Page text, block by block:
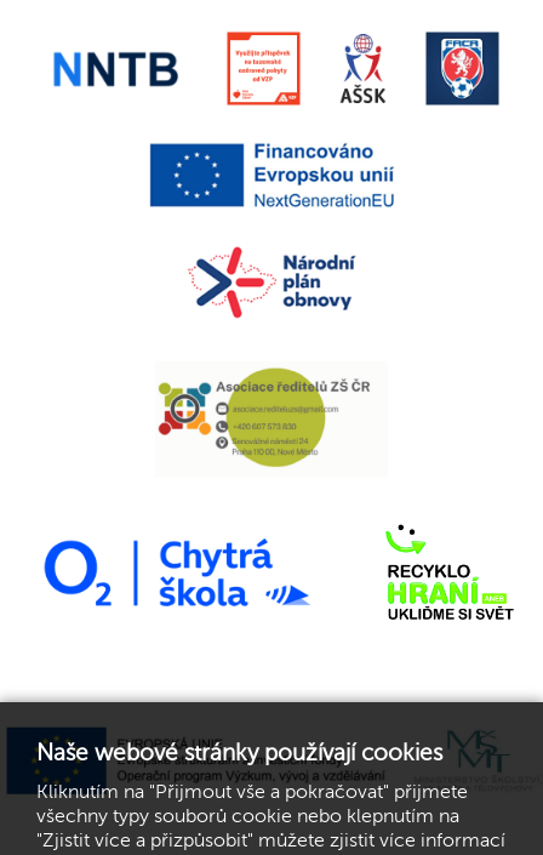
Naše webové stránky používají cookies
Kliknutím na "Přijmout vše a pokračovat" přijmete
všechny typy souborů cookie nebo klepnutím na
"Zjistit více a přizpůsobit" můžete zjistit více informací